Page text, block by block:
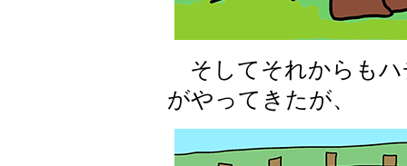
そしてそれからもハ
がやってきたが、